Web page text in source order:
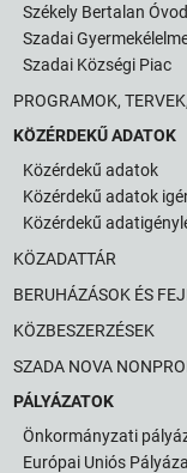
Székely Bertalan
Szadai
Szadai Községi Piac
PROGRAMOK,
KÖZÉRDEKŰ ADATOK
Közérdekű adatok
Közérdekű adatok
Közérdekű
KÖZADATTÁR
BERUHÁZÁSOK ÉS
KÖZBESZERZÉSEK
SZADA NOVA
PÁLYÁZATOK
Önkormányzati
Európai Uniós